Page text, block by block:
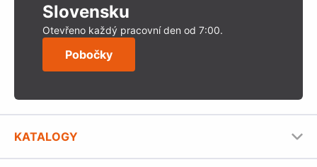
Slovensku
Otevřeno každý pracovní den od 7:00.
Pobočky
KATALOGY